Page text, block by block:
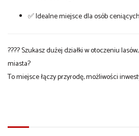
✅ Idealne miejsce dla osób
???? Szukasz dużej działki w otoczeniu
miasta?
To miejsce łączy przyrodę, możliwości